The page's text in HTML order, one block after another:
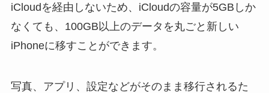
iCloudを経由しないため、iCloudの容量が5GBしか
なくても、100GB以上のデータを丸ごと新しい
iPhoneに移すことができます。
写真、アプリ、設定などがそのまま移行されるた